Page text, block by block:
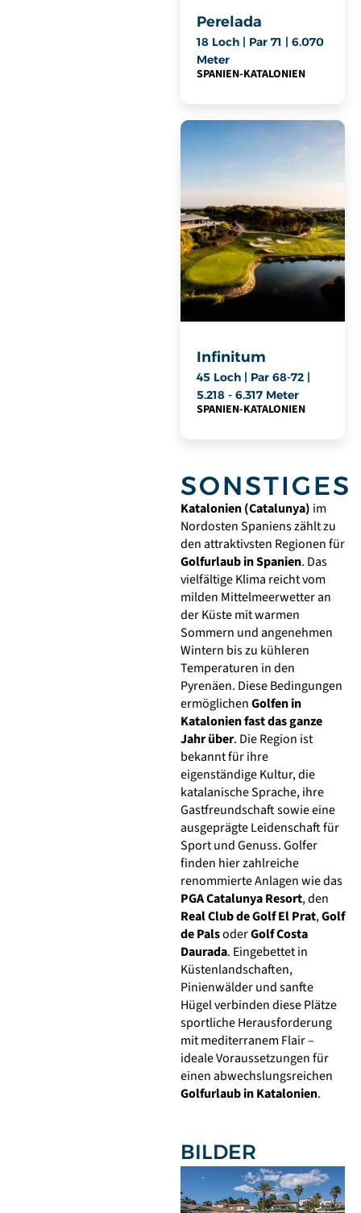
Perelada
18 Loch | Par 71 | 6.070
Meter
SPANIEN-KATALONIEN
Infinitum
45 Loch | Par 68-72 |
5.218 - 6.317 Meter
SPANIEN-KATALONIEN
SONSTIGES
Katalonien (Catalunya) im
Nordosten Spaniens zählt zu
den attraktivsten Regionen für
Golfurlaub in Spanien. Das
vielfältige Klima reicht vom
milden Mittelmeerwetter an
der Küste mit warmen
Sommern und angenehmen
Wintern bis zu kühleren
Temperaturen in den
Pyrenäen. Diese Bedingungen
ermöglichenGolfen in
Katalonien fast das ganze
Jahr über. Die Region ist
bekannt für ihre
eigenständige Kultur, die
katalanische Sprache, ihre
Gastfreundschaft sowie eine
ausgeprägte Leidenschaft für
Sport und Genuss. Golfer
finden hier zahlreiche
renommierte Anlagen wie das
PGA Catalunya Resort, den
Real Club de Golf El Prat,Golf
de PalsoderGolf Costa
Daurada. Eingebettet in
Küstenlandschaften,
Pinienwälder und sanfte
Hügel verbinden diese Plätze
sportliche Herausforderung
mit mediterranem Flair –
ideale Voraussetzungen für
einen abwechslungsreichen
Golfurlaub in Katalonien.
BILDER